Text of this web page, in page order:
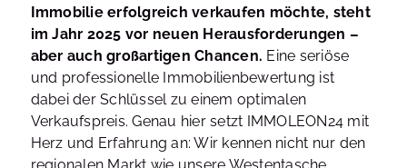
Immobilie erfolgreich verkaufen möchte, steht
im Jahr 2025 vor neuen Herausforderungen –
aber auch großartigen Chancen. Eine seriöse
und professionelle Immobilienbewertung ist
dabei der Schlüssel zu einem optimalen
Verkaufspreis. Genau hier setzt IMMOLEON24 mit
Herz und Erfahrung an: Wir kennen nicht nur den
regionalen Markt wie unsere Westentasche,